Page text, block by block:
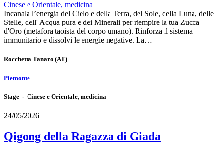
Cinese e Orientale, medicina
Incanala l’energia del Cielo e della Terra, del Sole, della Luna, delle
Stelle, dell' Acqua pura e dei Minerali per riempire la tua Zucca
d'Oro (metafora taoista del corpo umano). Rinforza il sistema
immunitario e dissolvi le energie negative. La…
Rocchetta Tanaro (AT)
Piemonte
Stage - Cinese e Orientale, medicina
24/05/2026
Qigong della Ragazza di Giada